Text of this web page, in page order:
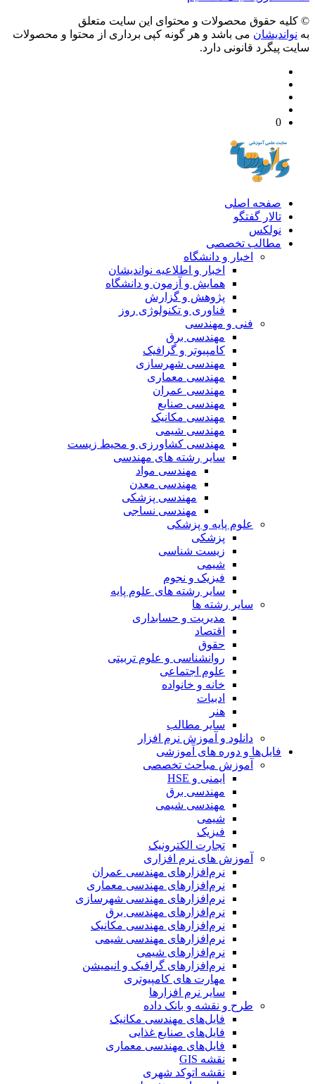
حقوق محصولات و محتوای اين سایت متعلق
می باشد و هر گونه کپی برداری از محتوا و محصولات
پیگرد قانونی دارد.
صفحه اصلی
تالار گفتگو
نولکس
مطالب تخصصی
اخبار و دانشگاه
اخبار و اطلاعیه نواندیشان
همایش و آزمون و دانشگاه
پژوهش و گزارش
فناوری و تکنولوژی روز
فنی و مهندسی
مهندسی برق
کامپیوتر و گرافیک
مهندسی شهرسازی
مهندسی معماری
مهندسی عمران
مهندسی صنایع
مهندسی مکانیک
مهندسی شیمی
مهندسی کشاورزی و محیط زیست
سایر رشته های مهندسی
مهندسی مواد
مهندسی معدن
مهندسی پزشکی
مهندسی نساجی
علوم پایه و پزشکی
پزشکی
زیست شناسی
شیمی
فیزیک و نجوم
سایر رشته های علوم پایه
سایر رشته ها
مدیریت و حسابداری
اقتصاد
حقوق
روانشناسی و علوم تربیتی
علوم اجتماعی
خانه و خانواده
ادبیات
هنر
سایر مطالب
دانلود و آموزش نرم افزار
فایل‌ها و دوره های آموزشی
آموزش مباحث تخصصی
ایمنی و HSE
مهندسی برق
مهندسی شیمی
شیمی
فیزیک
تجارت الکترونیک
آموزش های نرم افزاری
نرم‌افزارهای مهندسی عمران
نرم‌افزارهای مهندسی معماری
نرم‌افزارهای مهندسی شهرسازی
نرم‌افزارهای مهندسی برق
نرم‌افزارهای مهندسی مکانیک
نرم‌افزارهای مهندسی شیمی
نرم‌افزارهای شیمی
نرم‌افزارهای گرافیک و انیمیشن
مهارت های کامپیوتری
سایر نرم افزارها
طرح و نقشه و بانک داده
فایل‌های مهندسی مکانیک
فایل‌های صنایع غذایی
فایل‌های مهندسی معماری
نقشه GIS
نقشه اتوکد شهری